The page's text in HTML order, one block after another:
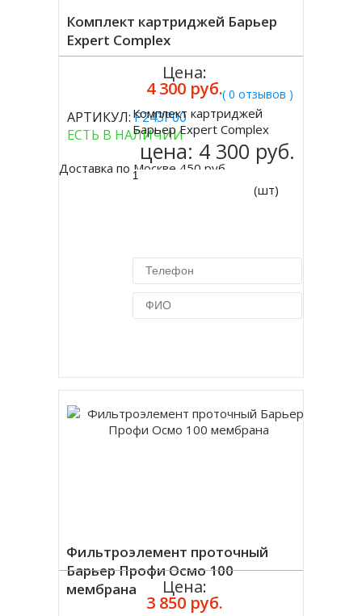
Комплект картриджей Барьер
Expert Complex
( 0 отзывов )
АРТИКУЛ:Р243Р00
ЕСТЬ В НАЛИЧИИ
Доставка по Москве 450 руб.
Цена:
4 300 руб.
Купить
Комплект картриджей
Барьер Expert Complex
цена: 4 300 руб.
(шт)
Фильтроэлемент проточный
Барьер Профи Осмо 100
мембрана
Цена:
3 850 руб.